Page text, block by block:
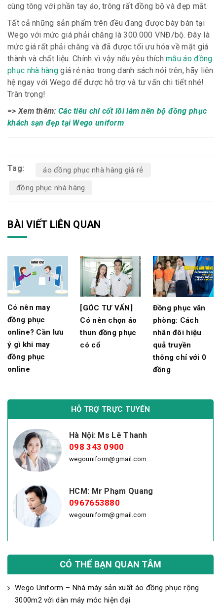
cùng tông với phần tay áo, trông rất đồng bộ và đẹp mắt.
Tất cả những sản phẩm trên đều đang được bày bán tại
Wego với mức giá phải chăng là 300.000 VNĐ/bộ. Đây là
mức giá rất phải chăng và đã được tối ưu hóa về mặt giá
thành và chất liệu. Chính vì vậy nếu yêu thíchmẫu áo đồng
phục nhà hànggiá rẻ nào trong danh sách nói trên, hãy liên
hệ ngay với Wego để được hỗ trợ và tư vấn chi tiết nhé!
Trân trọng!
=> Xem thêm: Các tiêu chí cốt lõi làm nên bộ đồng phục
khách sạn đẹp tại Wego uniform
Tag:
áo đồng phục nhà hàng giá rẻ
đồng phục nhà hàng
BÀI VIẾT LIÊN QUAN
Có nên may
đồng phục
online? Cần lưu
ý gì khi may
đồng phục
online
[GÓC TƯ VẤN]
Có nên chọn áo
thun đồng phục
có cổ
Đồng phục văn
phòng: Cách
nhân đôi hiệu
quả truyền
thông chỉ với 0
đồng
HỖ TRỢ TRỰC TUYẾN
Hà Nội: Ms Lê Thanh
098 343 0900
wegouniform@gmail.com
HCM: Mr Phạm Quang
0967653880
wegouniform@gmail.com
CÓ THỂ BẠN QUAN TÂM
Wego Uniform – Nhà máy sản xuất áo đồng phục rộng
3000m2 với dàn máy móc hiện đại